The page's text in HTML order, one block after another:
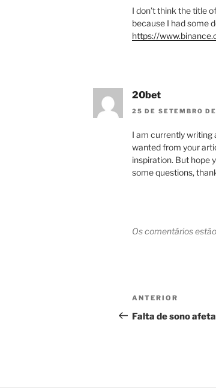
I don’t think the title
because I had some
https://
20bet
25 DE SETEMBRO
I am currently writing
wanted from your
inspiration. But hope
some questions,
Os comentários
Navegação
de
Post
anterior
ANTERIOR
Falta de sono